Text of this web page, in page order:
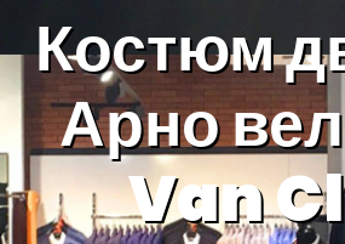
Костюм
Арно
Van